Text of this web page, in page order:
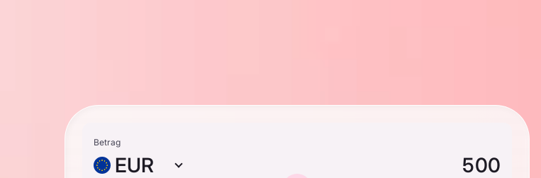
Betrag
EUR